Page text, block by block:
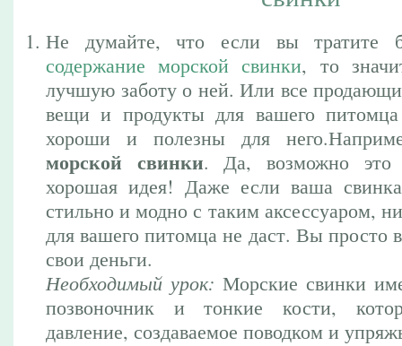
Не думайте, что если вы тратите
содержание морской свинки, то
лучшую заботу о ней. Или все
вещи и продукты для вашего питомца
хороши и полезны для
морской свинки. Да, возможно это
хорошая идея! Даже если ваша свинка
стильно и модно с таким аксессуаром,
для вашего питомца не даст. Вы просто
свои деньги.
Необходимый урок: Морские свинки
позвоночник и тонкие кости,
давление, создаваемое поводком и